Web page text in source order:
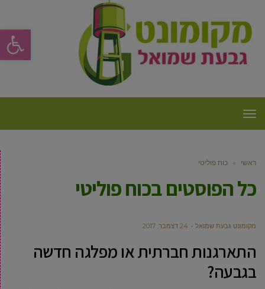
פתח
תפריט
ראשי » כוח פוליטי
כל הפוסטים בכוח פוליטי
מקומונט גבעת שמואל 24 דצמבר, 2017
התארגנות חברתית או מפלגה חדשה
בגבעה?